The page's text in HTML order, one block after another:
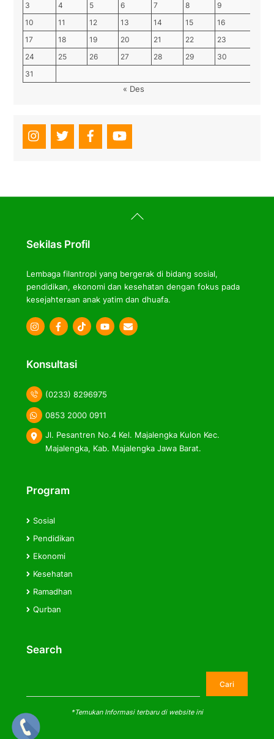
3
4 5 6 7 8
9
10
11 12 13 14 15
16
17
18 19 20 21 22
23
24
25 26 27 28 29
30
31
« Des
Back
To
Sekilas Profil
Lembaga filantropi yang bergerak di bidang sosial,
pendidikan, ekonomi dan kesehatan dengan fokus pada
kesejahteraan anak yatim dan dhuafa.
Icon
Icon
Icon
Konsultasi
(0233) 8296975
0853 2000 0911
Jl. Pesantren No.4 Kel. Majalengka Kulon Kec.
Majalengka, Kab. Majalengka Jawa Barat.
Program
Sosial
Pendidikan
Ekonomi
Kesehatan
Ramadhan
Qurban
Search
Cari
*Temukan Informasi terbaru di website ini